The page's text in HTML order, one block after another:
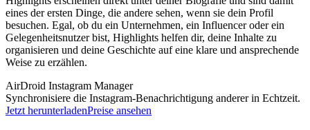
eines der ersten Dinge, die andere sehen, wenn sie dein Profil
besuchen. Egal, ob du ein Unternehmen, ein Influencer oder ein
Gelegenheitsnutzer bist, Highlights helfen dir, deine Inhalte zu
organisieren und deine Geschichte auf eine klare und ansprechende
Weise zu erzählen.
AirDroid Instagram Manager
Synchronisiere die Instagram-Benachrichtigung anderer in Echtzeit.
Jetzt herunterladenPreise ansehen